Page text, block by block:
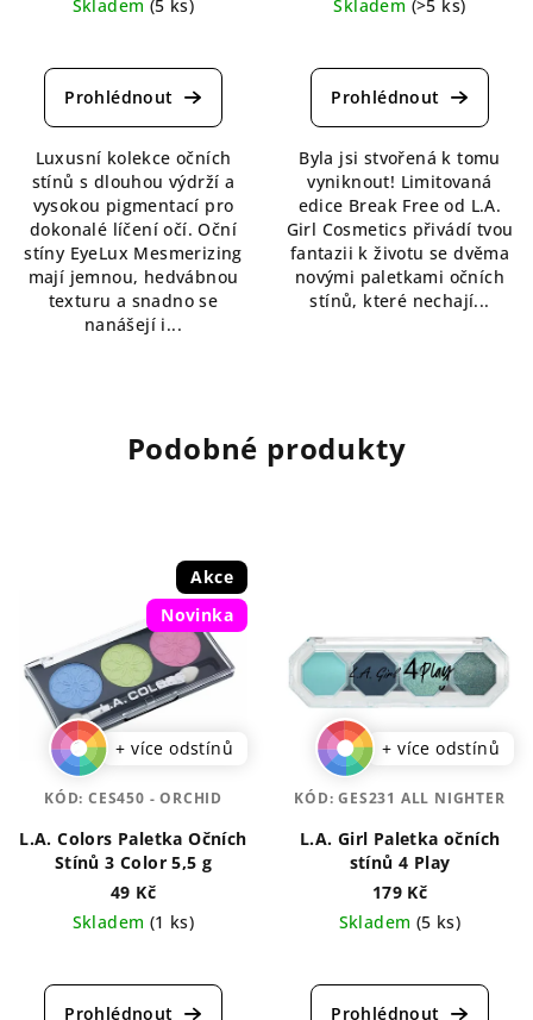
Skladem (5 ks)
hodnocení
produktu
z
5
hvězdiček.
Luxusní kolekce očních
stínů s dlouhou výdrží a
vysokou pigmentací pro
dokonalé líčení očí. Oční
stíny EyeLux Mesmerizing
mají jemnou, hedvábnou
texturu a snadno se
nanášejí i...
Skladem (>5 ks)
hodnocení
produktu
z
5
hvězdiček.
Byla jsi stvořená k tomu
vyniknout! Limitovaná
edice Break Free od L.A.
Girl Cosmetics přivádí tvou
fantazii k životu se dvěma
novými paletkami očních
stínů, které nechají...
Podobné produkty
Akce
Novinka
+ více odstínů
L.A. Colors Paletka Očních
Stínů 3 Color 5,5 g
49 Kč
Skladem (1 ks)
hodnocení
produktu
KÓD: CES450 - ORCHID
+ více odstínů
L.A. Girl Paletka očních
stínů 4 Play
179 Kč
Skladem (5 ks)
hodnocení
produktu
KÓD:GES231 ALL NIGHTER